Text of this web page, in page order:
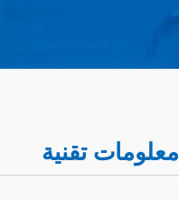
معلومات تقنية